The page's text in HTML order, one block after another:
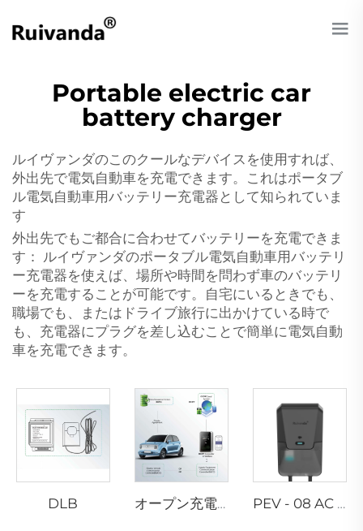
Portable electric car
battery charger
ルイヴァンダのこのクールなデバイスを使用すれば、
外出先で電気自動車を充電できます。これはポータブ
ル電気自動車用バッテリー充電器として知られていま
す
外出先でもご都合に合わせてバッテリーを充電できま
す： ルイヴァンダのポータブル電気自動車用バッテリ
ー充電器を使えば、場所や時間を問わず車のバッテリ
ーを充電することが可能です。自宅にいるときでも、
職場でも、またはドライブ旅行に出かけている時で
も、充電器にプラグを差し込むことで簡単に電気自動
車を充電できます。
DLB オープン充電ステーションプロトコル PEV - 08 AC EV ウォールボックス